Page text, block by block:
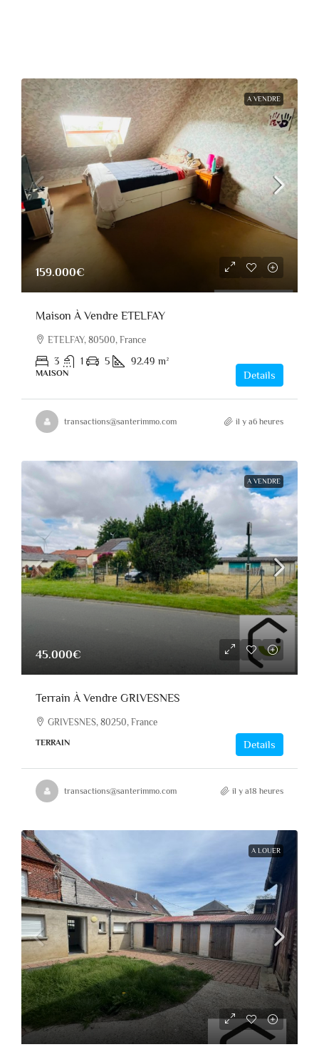
A VENDRE
159.000€
Maison À Vendre ETELFAY
ETELFAY, 80500, France
3 1 5 92.49 m²
MAISON Details
transactions@santerimmo.com il y a6 heures
A VENDRE
45.000€
Terrain À Vendre GRIVESNES
GRIVESNES, 80250, France
TERRAIN Details
transactions@santerimmo.com il y a18 heures
A LOUER